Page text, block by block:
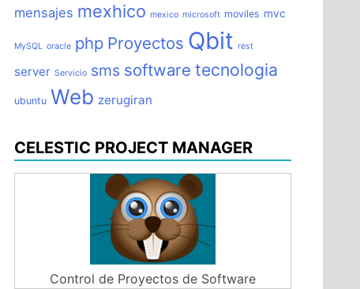
mensajes mexhico mexico microsoft moviles mvc
MySQL oracle php Proyectos Qbit rest
server Servicio sms software tecnologia
ubuntu Web zerugiran
CELESTIC PROJECT MANAGER
Control de Proyectos de Software